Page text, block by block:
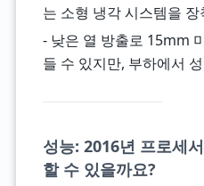
는 소형 냉각 시스템을 장
- 낮은 열 방출로 15mm
들 수 있지만, 부하에서
성능: 2016년 프로세
할 수 있을까요?